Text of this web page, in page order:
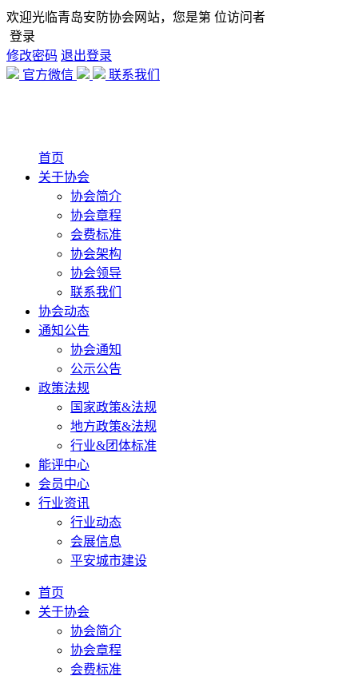
欢迎光临青岛安防协会网站，您是第 位访问者
登录
修改密码 退出登录
官方微信
联系我们
首页
关于协会
协会简介
协会章程
会费标准
协会架构
协会领导
联系我们
协会动态
通知公告
协会通知
公示公告
政策法规
国家政策&法规
地方政策&法规
行业&团体标准
能评中心
会员中心
行业资讯
行业动态
会展信息
平安城市建设
首页
关于协会
协会简介
协会章程
会费标准